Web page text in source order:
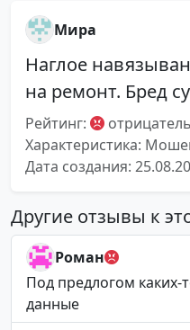
Мира
Наглое
на ремонт. Бред
Рейтинг:
Характеристика:
Дата создания:
Другие отзывы к
Роман
Под предлогом
данные